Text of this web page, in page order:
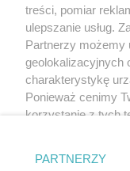
treści, pomiar
ulepszanie usług.
Partnerzy możemy
geolokalizacyjnych
charakterystykę
Ponieważ cenimy
korzystanie z tych
zmienić/wycofać
PARTNERZY